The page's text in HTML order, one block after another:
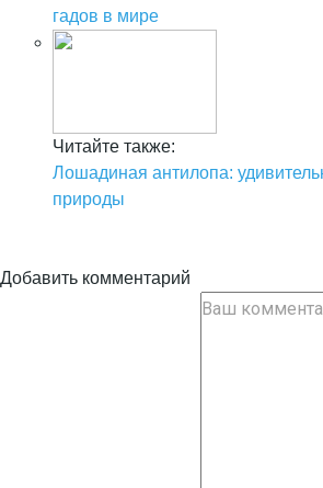
гадов в мире
Читайте также:
Лошадиная антилопа:
природы
Добавить комментарий